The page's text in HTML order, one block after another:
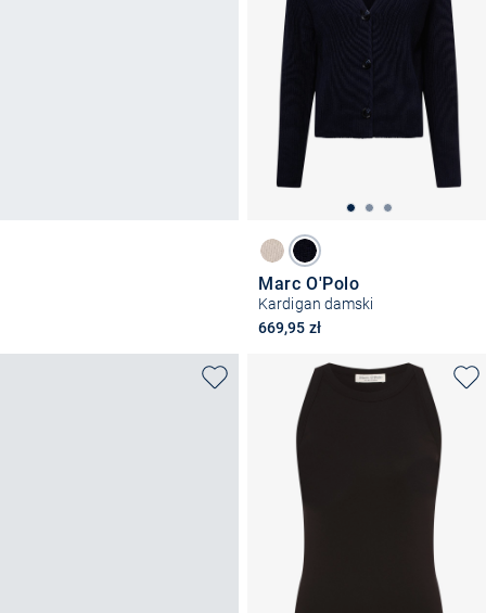
Marc O'Polo
Kardigan damski
669,95 zł